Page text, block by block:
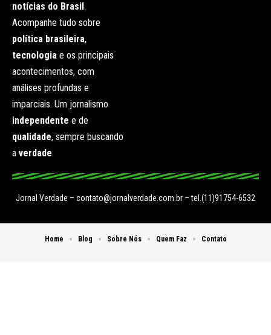
notícias do Brasil .
Acompanhe tudo sobre
política brasileira,
tecnologia e os principais
acontecimentos, com
análises profundas e
imparciais. Um jornalismo
independente e de
qualidade, sempre buscando
a verdade.
Jornal Verdade – contato@jornalverdade.com.br – tel.(11)91754-6532
Home Blog Sobre Nós Quem Faz Contato